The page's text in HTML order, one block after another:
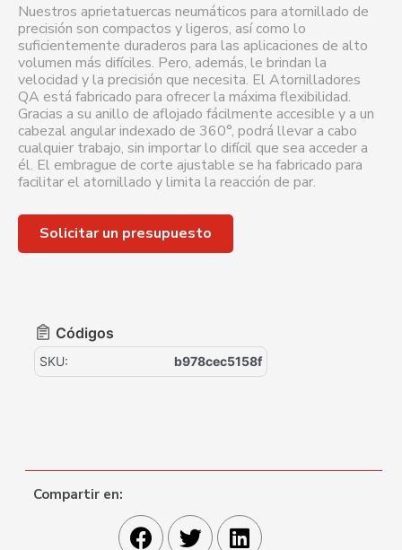
Nuestros aprietatuercas neumáticos para atornillado de
precisión son compactos y ligeros, así como lo
suficientemente duraderos para las aplicaciones de alto
volumen más difíciles. Pero, además, le brindan la
velocidad y la precisión que necesita. El Atornilladores
QA está fabricado para ofrecer la máxima flexibilidad.
Gracias a su anillo de aflojado fácilmente accesible y a un
cabezal angular indexado de 360°, podrá llevar a cabo
cualquier trabajo, sin importar lo difícil que sea acceder a
él. El embrague de corte ajustable se ha fabricado para
facilitar el atornillado y limita la reacción de par.
Solicitar un presupuesto
Códigos
SKU: b978cec5158f
Compartir en: